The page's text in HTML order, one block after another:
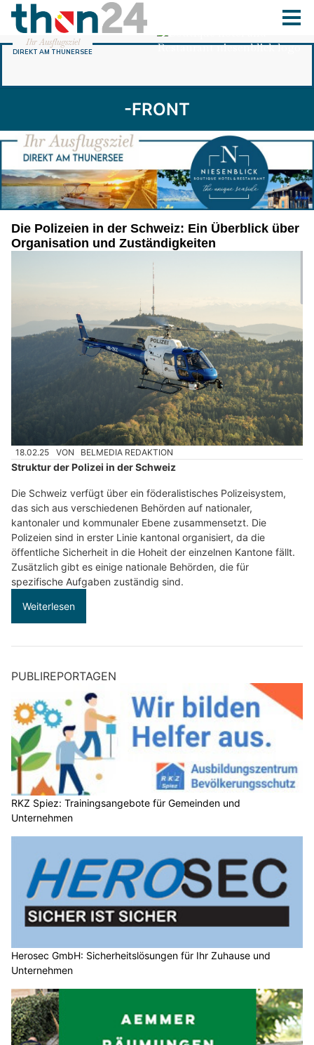
-FRONT
Die Polizeien in der Schweiz: Ein Überblick über
Organisation und Zuständigkeiten
18.02.25 VON BELMEDIA REDAKTION
Struktur der Polizei in der Schweiz
Die Schweiz verfügt über ein föderalistisches Polizeisystem,
das sich aus verschiedenen Behörden auf nationaler,
kantonaler und kommunaler Ebene zusammensetzt. Die
Polizeien sind in erster Linie kantonal organisiert, da die
öffentliche Sicherheit in die Hoheit der einzelnen Kantone fällt.
Zusätzlich gibt es einige nationale Behörden, die für
spezifische Aufgaben zuständig sind.
Weiterlesen
PUBLIREPORTAGEN
RKZ Spiez: Trainingsangebote für Gemeinden und
Unternehmen
Herosec GmbH: Sicherheitslösungen für Ihr Zuhause und
Unternehmen